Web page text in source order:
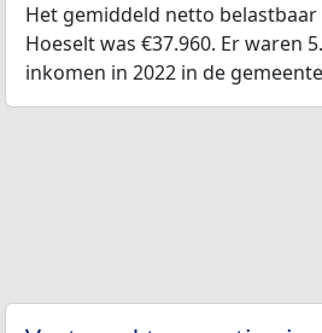
Het gemiddeld netto
Hoeselt was €37.960. Er waren
inkomen in 2022 in de